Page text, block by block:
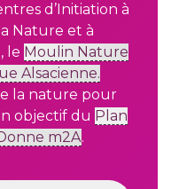
d’Initiation à
la Nature et à
le Moulin Nature
Alsacienne.
la nature pour
objectif du Plan
m2A.